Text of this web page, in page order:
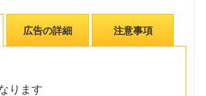
広告の詳細 注意事項
ります